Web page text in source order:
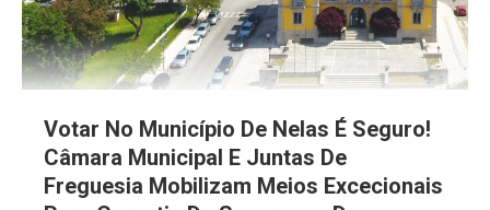
Votar No Município De Nelas É Seguro!
Câmara Municipal E Juntas De
Freguesia Mobilizam Meios Excecionais